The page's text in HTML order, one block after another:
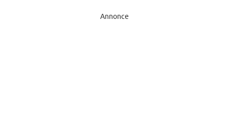
Annonce